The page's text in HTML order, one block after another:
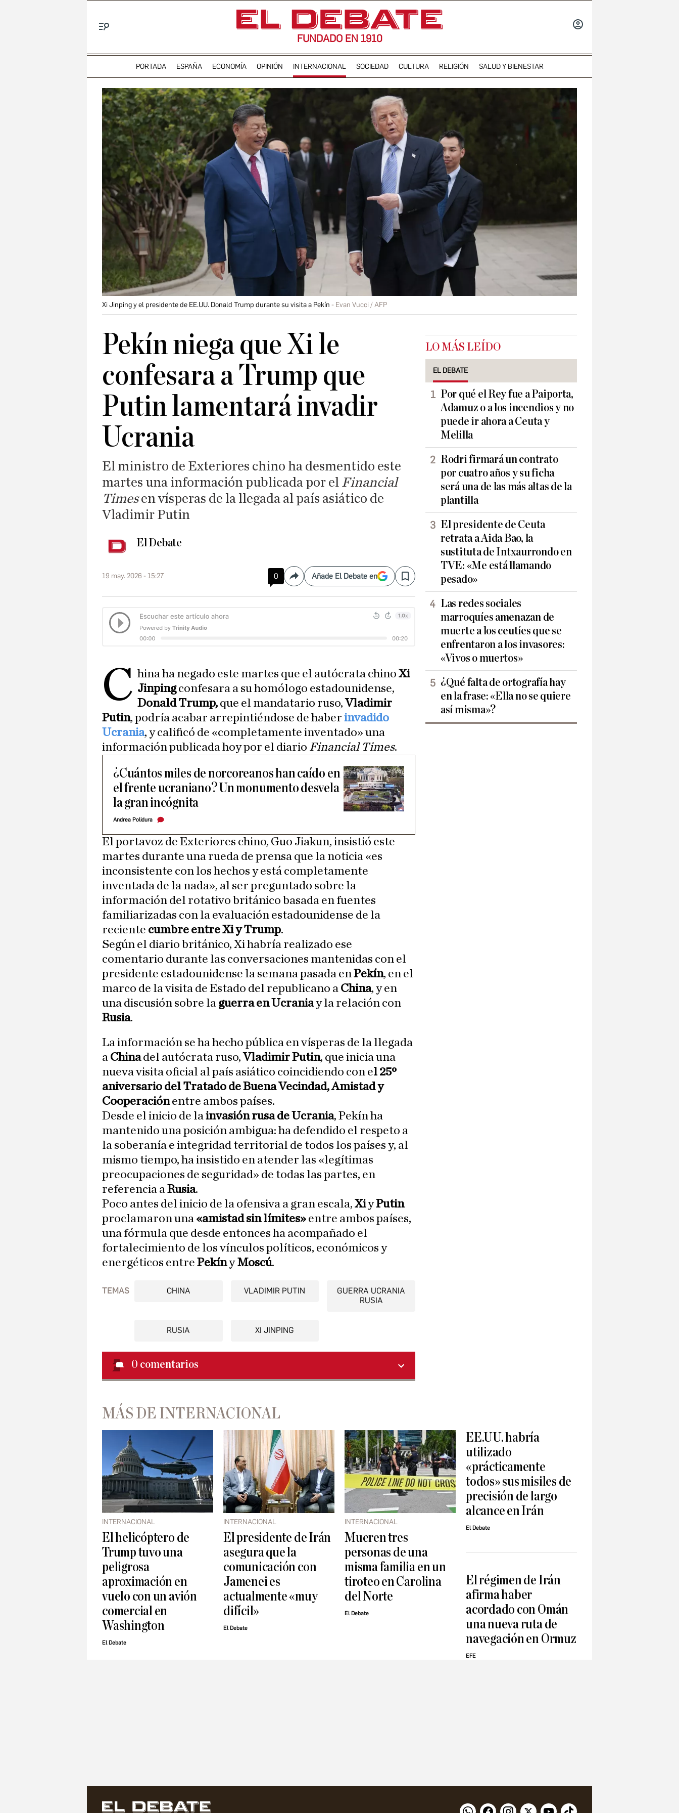
FUNDADO EN 1910
PORTADA ESPAÑA ECONOMÍA OPINIÓN INTERNACIONAL SOCIEDAD CULTURA RELIGIÓN SALUD Y BIENESTAR
Xi Jinping y el presidente de EE.UU. Donald Trump durante su visita a Pekín Evan Vucci / AFP
Pekín niega que Xi le
confesara a Trump que
Putin lamentará invadir
Ucrania
El ministro de Exteriores chino ha desmentido este
martes una información publicada por el Financial
Timesen vísperas de la llegada al país asiático de
Vladimir Putin
El Debate
19 may. 2026 - 15:27 0 CompartirAñade El Debate en Save
C hina ha negado este martes que el autócrata chinoXi
Jinpingconfesara a su homólogo estadounidense,
Donald Trump, que el mandatario ruso,Vladimir
Putin, podría acabar arrepintiéndose de haber invadido
Ucrania, y calificó de «completamente inventado» una
información publicada hoy por el diario Financial Times.
¿Cuántos miles de norcoreanos han caído en
el frente ucraniano? Un monumento desvela
la gran incógnita
Andrea Polidura
El portavoz de Exteriores chino, Guo Jiakun, insistió este
martes durante una rueda de prensa que la noticia «es
inconsistente con los hechos y está completamente
inventada de la nada», al ser preguntado sobre la
información del rotativo británico basada en fuentes
familiarizadas con la evaluación estadounidense de la
reciente cumbre entre Xi y Trump.
Según el diario británico, Xi habría realizado ese
comentario durante las conversaciones mantenidas con el
presidente estadounidense la semana pasada enPekín, en el
marco de la visita de Estado del republicano a China, y en
una discusión sobre la guerra en Ucraniay la relación con
Rusia.
La información se ha hecho pública en vísperas de la llegada
a Chinadel autócrata ruso,Vladimir Putin, que inicia una
nueva visita oficial al país asiático coincidiendo con el 25º
aniversario del Tratado de Buena Vecindad, Amistad y
Cooperaciónentre ambos países.
Desde el inicio de lainvasión rusa de Ucrania, Pekín ha
mantenido una posición ambigua: ha defendido el respeto a
la soberanía e integridad territorial de todos los países y, al
mismo tiempo, ha insistido en atender las «legítimas
preocupaciones de seguridad» de todas las partes, en
referencia aRusia.
Poco antes del inicio de la ofensiva a gran escala, XiyPutin
proclamaron una «amistad sin límites» entre ambos países,
una fórmula que desde entonces ha acompañado el
fortalecimiento de los vínculos políticos, económicos y
energéticos entre PekínyMoscú.
TEMAS CHINA VLADIMIR PUTIN
GUERRA UCRANIA
RUSIA
RUSIA XI JINPING
0 comentarios
LO MÁS LEÍDO
EL DEBATE
Por qué el Rey fue a Paiporta,
Adamuz o a los incendios y no
puede ir ahora a Ceuta y
Melilla
Rodri firmará un contrato
por cuatro años y su ficha
será una de las más altas de la
plantilla
El presidente de Ceuta
retrata a Aida Bao, la
sustituta de Intxaurrondo en
TVE: «Me está llamando
pesado»
Las redes sociales
marroquíes amenazan de
muerte a los ceutíes que se
enfrentaron a los invasores:
«Vivos o muertos»
¿Qué falta de ortografía hay
en la frase: «Ella no se quiere
así misma»?
MÁS DE INTERNACIONAL
INTERNACIONAL
El helicóptero de
Trump tuvo una
peligrosa
aproximación en
vuelo con un avión
comercial en
Washington
El Debate
INTERNACIONAL
El presidente de Irán
asegura que la
comunicación con
Jamenei es
actualmente «muy
difícil»
El Debate
INTERNACIONAL
Mueren tres
personas de una
misma familia en un
tiroteo en Carolina
del Norte
El Debate
EE.UU. habría
utilizado
«prácticamente
todos» sus misiles de
precisión de largo
alcance en Irán
El Debate
El régimen de Irán
afirma haber
acordado con Omán
una nueva ruta de
navegación en Ormuz
EFE